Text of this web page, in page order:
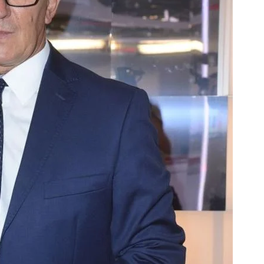
aktualne
Ile zarabia psycholog szkolny:
średnie zarobki na tym stanowisku
6 Miesięcy Temu